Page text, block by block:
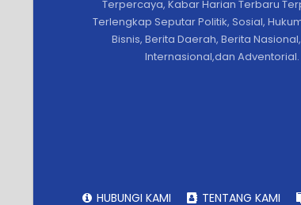
Terpercaya, Kabar Harian Terbaru
Terlengkap Seputar Politik, Sosial,
Bisnis, Berita Daerah, Berita
Internasional,dan Adventorial.
HUBUNGI KAMI TENTANG KAMI